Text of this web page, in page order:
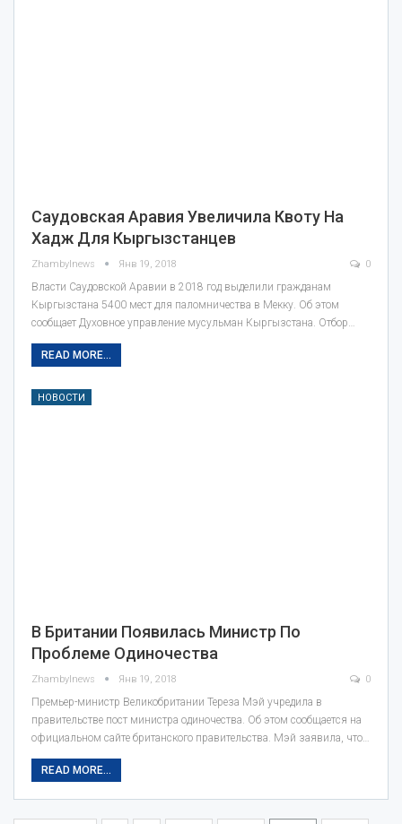
Саудовская Аравия Увеличила Квоту На
Хадж Для Кыргызстанцев
Zhambylnews Янв 19, 2018 0
Власти Саудовской Аравии в 2018 год выделили гражданам
Кыргызстана 5400 мест для паломничества в Мекку. Об этом
сообщает Духовное управление мусульман Кыргызстана. Отбор…
READ MORE...
НОВОСТИ
В Британии Появилась Министр По
Проблеме Одиночества‍
Zhambylnews Янв 19, 2018 0
Премьер-министр Великобритании Тереза Мэй учредила в
правительстве пост министра одиночества. Об этом сообщается на
официальном сайте британского правительства. Мэй заявила, что…
READ MORE...